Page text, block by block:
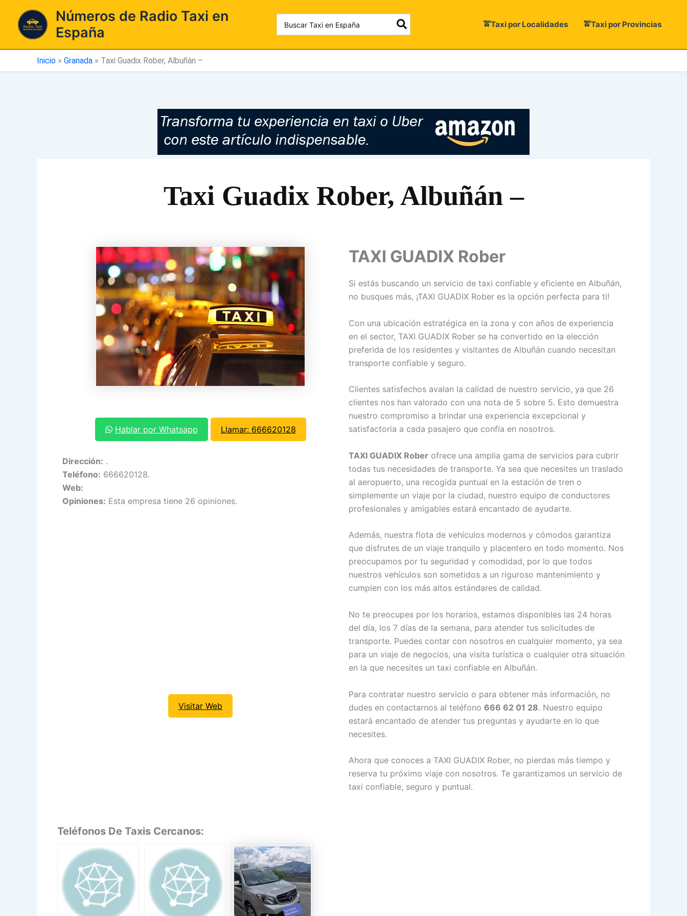
contenido
Números de Radio Taxi en
España
for:
🚖Taxi por Localidades 🚖Taxi por Provincias
Inicio » Granada » Taxi Guadix Rober, Albuñán –
Taxi Guadix Rober, Albuñán –
Hablar por Whatsapp Llamar: 666620128
Dirección: .
Teléfono: 666620128.
Web:
Opiniones: Esta empresa tiene 26 opiniones.
Visitar Web
TAXI GUADIX Rober
Si estás buscando un servicio de taxi confiable y eficiente en Albuñán,
no busques más, ¡TAXI GUADIX Rober es la opción perfecta para ti!
Con una ubicación estratégica en la zona y con años de experiencia
en el sector, TAXI GUADIX Rober se ha convertido en la elección
preferida de los residentes y visitantes de Albuñán cuando necesitan
transporte confiable y seguro.
Clientes satisfechos avalan la calidad de nuestro servicio, ya que 26
clientes nos han valorado con una nota de 5 sobre 5. Esto demuestra
nuestro compromiso a brindar una experiencia excepcional y
satisfactoria a cada pasajero que confía en nosotros.
TAXI GUADIX Rober ofrece una amplia gama de servicios para cubrir
todas tus necesidades de transporte. Ya sea que necesites un traslado
al aeropuerto, una recogida puntual en la estación de tren o
simplemente un viaje por la ciudad, nuestro equipo de conductores
profesionales y amigables estará encantado de ayudarte.
Además, nuestra flota de vehículos modernos y cómodos garantiza
que disfrutes de un viaje tranquilo y placentero en todo momento. Nos
preocupamos por tu seguridad y comodidad, por lo que todos
nuestros vehículos son sometidos a un riguroso mantenimiento y
cumplen con los más altos estándares de calidad.
No te preocupes por los horarios, estamos disponibles las 24 horas
del día, los 7 días de la semana, para atender tus solicitudes de
transporte. Puedes contar con nosotros en cualquier momento, ya sea
para un viaje de negocios, una visita turística o cualquier otra situación
en la que necesites un taxi confiable en Albuñán.
Para contratar nuestro servicio o para obtener más información, no
dudes en contactarnos al teléfono 666 62 01 28. Nuestro equipo
estará encantado de atender tus preguntas y ayudarte en lo que
necesites.
Ahora que conoces a TAXI GUADIX Rober, no pierdas más tiempo y
reserva tu próximo viaje con nosotros. Te garantizamos un servicio de
taxi confiable, seguro y puntual.
Teléfonos De Taxis Cercanos: